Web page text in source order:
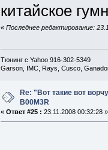
китайское
« Последнее редактирование:
Тюнинг с Yahoo 916-302-5349
Garson, IMC, Rays, Cusco,
Re: "Вот такие вот
B00M3R
« Ответ #25 : 23.11.2008 00:32:28 »